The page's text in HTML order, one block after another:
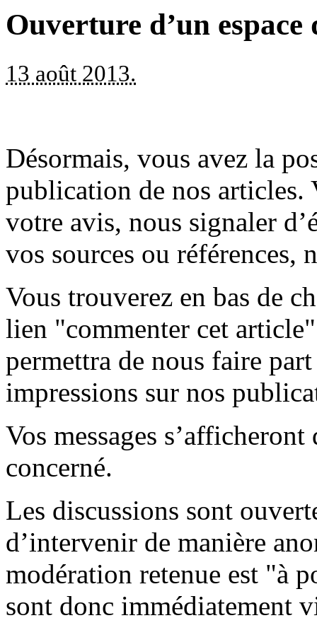
Ouverture d’un espace
13 août 2013.
Désormais, vous avez la
publication de nos articles.
votre avis, nous signaler
vos sources ou références,
Vous trouverez en bas de
lien "commenter cet
permettra de nous faire
impressions sur nos
Vos messages
concerné.
Les discussions sont
d’intervenir de manière
modération retenue est "à
sont donc immédiatement